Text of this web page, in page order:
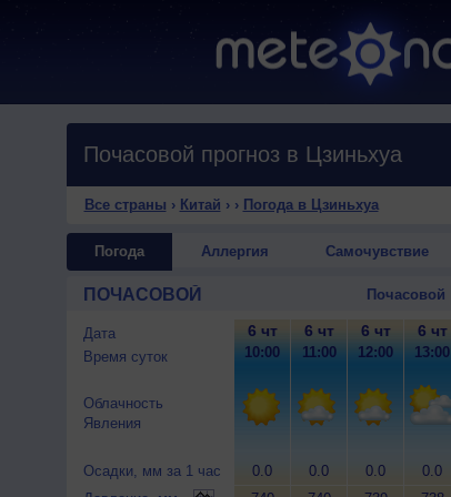
Почасовой прогноз в Цзиньхуа
Все страны › Китай › › Погода в Цзиньхуа
Погода Аллергия Самочувствие
ПОЧАСОВОЙ Почасовой
Дата
Время суток
Облачность
Явления
Осадки, мм за 1 час
6 чт
10:00
0.0
6 чт
11:00
0.0
6 чт
12:00
0.0
6 чт
13:00
0.0